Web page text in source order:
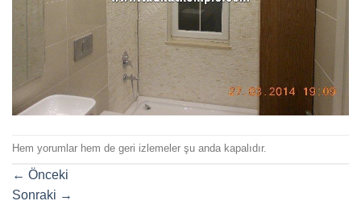
Hem yorumlar hem de geri izlemeler şu anda kapalıdır.
← Önceki
Sonraki →